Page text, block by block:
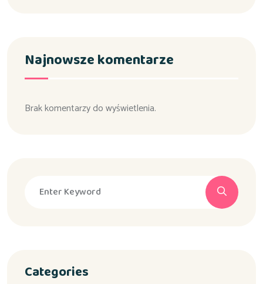
Najnowsze komentarze
Brak komentarzy do wyświetlenia.
Categories